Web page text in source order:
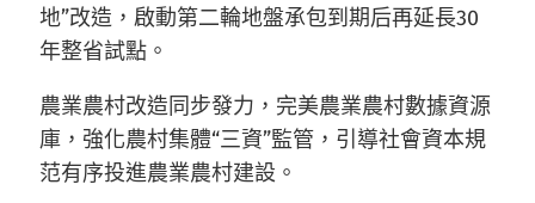
地”改造，啟動第二輪地盤承包到期后再延長30
年整省試點。
農業農村改造同步發力，完美農業農村數據資源
庫，強化農村集體“三資”監管，引導社會資本規
范有序投進農業農村建設。